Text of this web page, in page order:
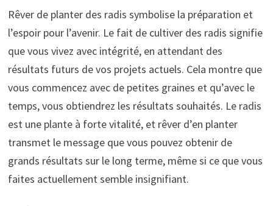
Rêver de planter des radis symbolise la préparation et
l’espoir pour l’avenir. Le fait de cultiver des radis signifie
que vous vivez avec intégrité, en attendant des
résultats futurs de vos projets actuels. Cela montre que
vous commencez avec de petites graines et qu’avec le
temps, vous obtiendrez les résultats souhaités. Le radis
est une plante à forte vitalité, et rêver d’en planter
transmet le message que vous pouvez obtenir de
grands résultats sur le long terme, même si ce que vous
faites actuellement semble insignifiant.